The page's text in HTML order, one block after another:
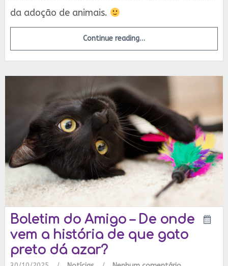
da adoção de animais.
Continue reading…
Boletim do Amigo – De onde
vem a história de que gato
preto dá azar?